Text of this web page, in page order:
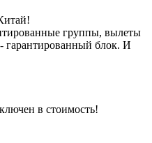
группы, вылеты
гарантированный блок. И
в стоимость!